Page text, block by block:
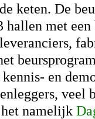
keten. De
hallen met een
kennis- en
veel
namelijk